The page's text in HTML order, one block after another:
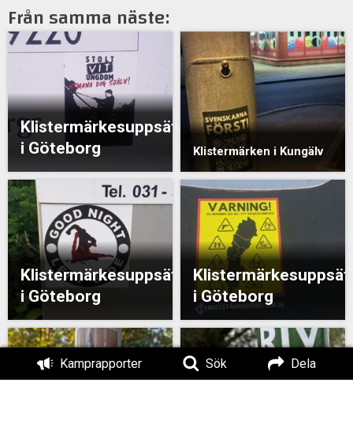
Kamprapporter Sök Dela
Från samma näste:
Klistermärkesuppsättning
i Göteborg
Klistermärken i Kungälv
Klistermärkesuppsättning
i Göteborg
i Göteborg